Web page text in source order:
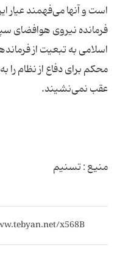
فرمانده نیروی هوافضای
اسلامی به تبعیت از
محکم برای دفاع از نظام
منیع : تسنیم